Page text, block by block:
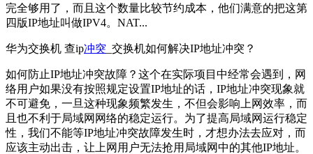
完全够用了，而且这个数量比较节约成本，他们满意的把这第
四版IP地址叫做IPV4。NAT...
华为交换机 查ip冲突 _交换机如何解决IP地址冲突？
如何防止IP地址冲突故障？这个在实际项目中经常会遇到，网
络用户如果没有按照规定设置IP地址的话，IP地址冲突现象就
不可避免，一旦这种现象频繁发生，不但会影响上网效率，而
且也不利于局域网网络的稳定运行。为了提高局域网运行稳定
性，我们不能等IP地址冲突故障发生时，才想办法去应对，而
应该主动出击，让上网用户无法抢用局域网中的其他IP地址。